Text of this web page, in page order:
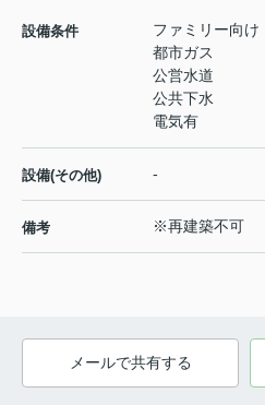
設備条件
ファミリー向け
都市ガス
公営水道
公共下水
電気有
設備(その他) -
備考 ※再建築不可
メールで共有する